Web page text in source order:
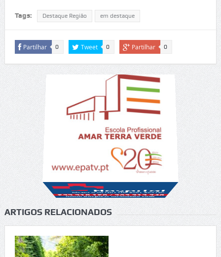
Tags: Destaque Região em destaque
Partilhar 0 Tweet 0 Partilhar 0
ARTIGOS RELACIONADOS